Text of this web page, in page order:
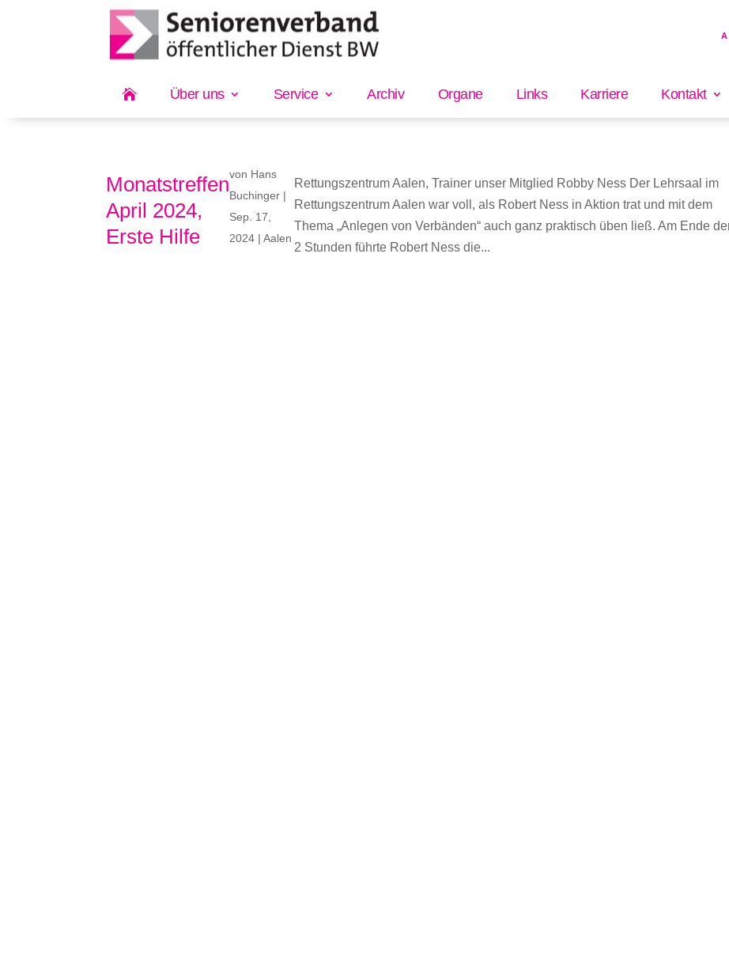
A
 Über uns Service Archiv Organe Links Karriere Kontakt
Monatstreffen
April 2024,
Erste Hilfe
von Hans
Buchinger |
Sep. 17,
2024 |Aalen
Rettungszentrum Aalen, Trainer unser Mitglied Robby Ness Der Lehrsaal im
Rettungszentrum Aalen war voll, als Robert Ness in Aktion trat und mit dem
Thema „Anlegen von Verbänden“ auch ganz praktisch üben ließ. Am Ende
2 Stunden führte Robert Ness die...